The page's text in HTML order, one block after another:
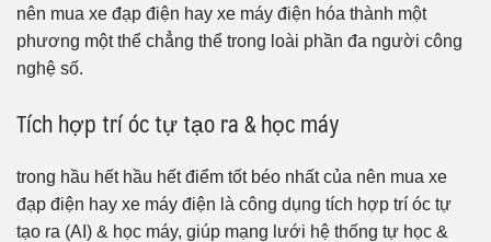
nên mua xe đạp điện hay xe máy điện hóa thành một
phương một thể chẳng thể trong loài phần đa người công
nghệ số.
Tích hợp trí óc tự tạo ra & học máy
trong hầu hết hầu hết điểm tốt béo nhất của nên mua xe
đạp điện hay xe máy điện là công dụng tích hợp trí óc tự
tạo ra (AI) & học máy, giúp mạng lưới hệ thống tự học &